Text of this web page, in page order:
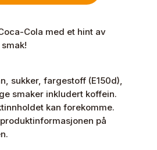
Cola med et hint av
sukker, fargestoff (E150d),
smaker inkludert koffein.
kan forekomme.
på